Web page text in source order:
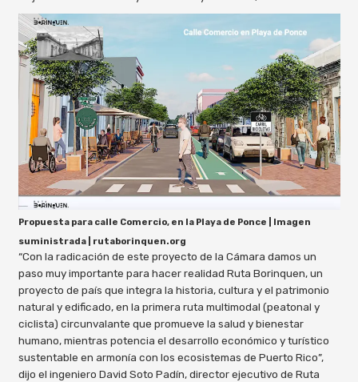
Propuesta para calle Comercio, en la Playa de Ponce | Imagen
suministrada | rutaborinquen.org
“Con la radicación de este proyecto de la Cámara damos un
paso muy importante para hacer realidad Ruta Borinquen, un
proyecto de país que integra la historia, cultura y el patrimonio
natural y edificado, en la primera ruta multimodal (peatonal y
ciclista) circunvalante que promueve la salud y bienestar
humano, mientras potencia el desarrollo económico y turístico
sustentable en armonía con los ecosistemas de Puerto Rico”,
dijo el ingeniero David Soto Padín, director ejecutivo de Ruta